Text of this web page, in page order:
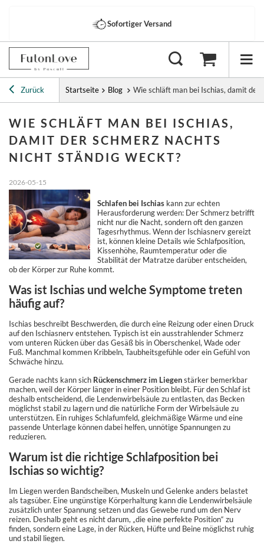
Sofortiger Versand
Zurück Startseite Blog Wie schläft man bei Ischias, damit der
WIE SCHLÄFT MAN BEI ISCHIAS,
DAMIT DER SCHMERZ NACHTS
NICHT STÄNDIG WECKT?
2026-05-15
Schlafen bei Ischiaskann zur echten
Herausforderung werden: Der Schmerz betrifft
nicht nur die Nacht, sondern oft den ganzen
Tagesrhythmus. Wenn der Ischiasnerv gereizt
ist, können kleine Details wie Schlafposition,
Kissenhöhe, Raumtemperatur oder die
Stabilität der Matratze darüber entscheiden,
ob der Körper zur Ruhe kommt.
Was ist Ischias und welche Symptome treten
häufig auf?
Ischias beschreibt Beschwerden, die durch eine Reizung oder einen Druck
auf den Ischiasnerv entstehen. Typisch ist ein ausstrahlender Schmerz
vom unteren Rücken über das Gesäß bis in Oberschenkel, Wade oder
Fuß. Manchmal kommen Kribbeln, Taubheitsgefühle oder ein Gefühl von
Schwäche hinzu.
Gerade nachts kann sich Rückenschmerz im Liegenstärker bemerkbar
machen, weil der Körper länger in einer Position bleibt. Für den Schlaf ist
deshalb entscheidend, die Lendenwirbelsäule zu entlasten, das Becken
möglichst stabil zu lagern und die natürliche Form der Wirbelsäule zu
unterstützen. Ein ruhiges Schlafumfeld, gleichmäßige Wärme und eine
passende Unterlage können dabei helfen, unnötige Spannungen zu
reduzieren.
Warum ist die richtige Schlafposition bei
Ischias so wichtig?
Im Liegen werden Bandscheiben, Muskeln und Gelenke anders belastet
als tagsüber. Eine ungünstige Körperhaltung kann die Lendenwirbelsäule
zusätzlich unter Spannung setzen und das Gewebe rund um den Nerv
reizen. Deshalb geht es nicht darum, „die eine perfekte Position“ zu
finden, sondern eine Lage, in der Rücken, Hüfte und Beine möglichst ruhig
und stabil liegen.